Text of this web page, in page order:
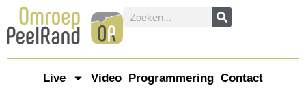
Live Video Programmering Contact